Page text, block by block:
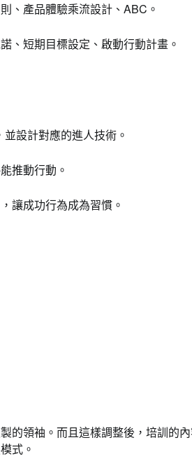
、產品體驗乘流設計、ABC。
、短期目標設定、啟動行動計畫。
設計對應的進人技術。
推動行動。
讓成功行為成為習慣。
的領袖。而且這樣調整後，培訓的
式。